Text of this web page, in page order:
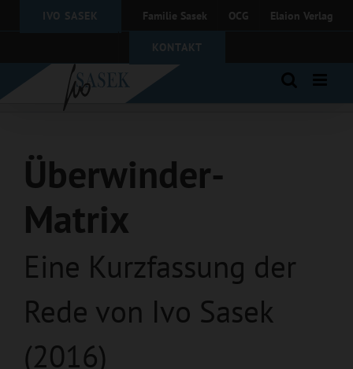
IVO SASEK Familie Sasek OCG Elaion Verlag
KONTAKT
Überwinder-
Matrix
Eine Kurzfassung der
Rede von Ivo Sasek
(2016)